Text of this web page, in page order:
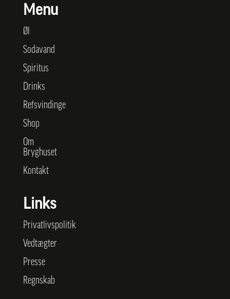
Menu
Øl
Sodavand
Spiritus
Drinks
Refsvindinge
Shop
Om
Bryghuset
Kontakt
Links
Privatlivspolitik
Vedtægter
Presse
Regnskab